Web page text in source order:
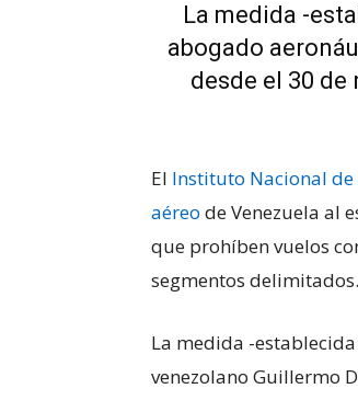
La medida -
abogado
desde el 30 de
El Instituto Nacional
aéreo de Venezuela al
que prohíben vuelos
segmentos delimitados.
La medida -
venezolano Guillermo